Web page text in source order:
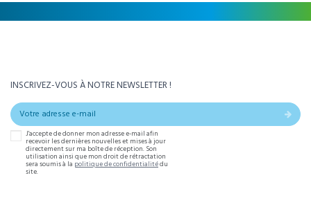
INSCRIVEZ-VOUS À NOTRE NEWSLETTER !
J'accepte de donner mon adresse e-mail afin
recevoir les dernières nouvelles et mises à jour
directement sur ma boîte de réception. Son
utilisation ainsi que mon droit de rétractation
sera soumis à la politique de confidentialitédu
site.